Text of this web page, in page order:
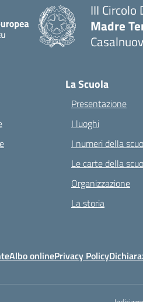
III Circolo
Madre
La Scuola
Presentazione
I luoghi
I numeri della
Le carte della
Organizzazione
La storia
Albo onlinePrivacy Policy